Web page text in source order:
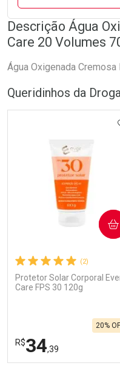
Descrição Água
Care 20 Volumes
Água Oxigenada
Queridinhos da
(2)
Protetor Solar Corporal
Care FPS 30 120g
R$34,39
20%
COMPRAR